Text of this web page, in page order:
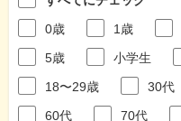
0歳
1歳
5歳
小学生
18〜29歳
30代
60代
70代